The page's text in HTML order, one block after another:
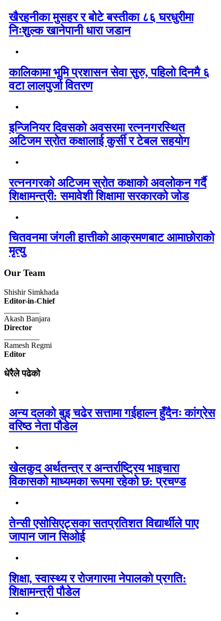
खैरहनीका मुसहर र बोटे बस्तीका ८६ घरधुरीमा
निःशुल्क खानेपानी धारा जडान
कालिकामा भूमि प्रशासन सेवा सुरु, पहिलो दिनमै ६
वटा लालपुर्जा वितरण
इन्जिनियर दिवसको अवसरमा रत्ननगरस्थित
अटिजम स्रोत कक्षालाई कुर्सी र टेबल सहयोग
रत्ननगरको अटिजम स्रोत कक्षाको अवलोकन गर्दै
शिक्षामन्त्री: समावेशी शिक्षामा सरकारको जोड
चितवनमा जंगली हात्तीको आक्रमणबाट आमाछोराको
मृत्यु
Our Team
Shishir Simkhada
Editor-in-Chief
Akash Banjara
Director
Ramesh Regmi
Editor
धेरैले पढेको
अन्य दलको बुइ चढेर सत्तामा गईहाल्न हुँदैनः कांग्रेस
वरिष्ठ नेता पौडेल
खेलकुद अर्थतन्त्र र अन्तर्राष्ट्रिय भाइचारा
विकासको माध्यमका रूपमा रहेको छ: प्रचण्ड
तेन्सी एसोसिएट्सका सतप्रतिशत विद्यार्थीले पाए
जापान जान सिओई
शिक्षा, स्वास्थ्य र रोजगारमा नेपालको प्रगति:
शिक्षामन्त्री पौडेल